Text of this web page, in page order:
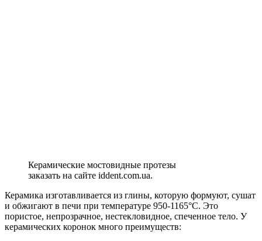
Керамические мостовидные протезы
заказать на сайте iddent.com.ua.
Керамика изготавливается из глины, которую формуют, сушат
и обжигают в печи при температуре 950-1165°С. Это
пористое, непрозрачное, нестекловидное, спеченное тело. У
керамических коронок много преимуществ: